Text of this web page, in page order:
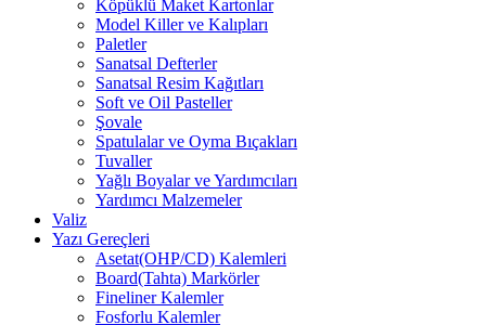
Köpüklü Maket Kartonlar
Model Killer ve Kalıpları
Paletler
Sanatsal Defterler
Sanatsal Resim Kağıtları
Soft ve Oil Pasteller
Şovale
Spatulalar ve Oyma Bıçakları
Tuvaller
Yağlı Boyalar ve Yardımcıları
Yardımcı Malzemeler
Valiz
Yazı Gereçleri
Asetat(OHP/CD) Kalemleri
Board(Tahta) Markörler
Fineliner Kalemler
Fosforlu Kalemler